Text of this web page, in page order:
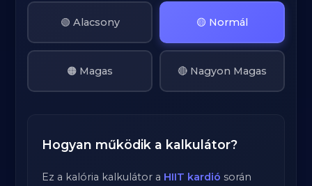
🟢 Alacsony 🟡 Normál
🟠 Magas 🔴 Nagyon Magas
Hogyan működik a kalkulátor?
Ez a kalória kalkulátor a HIIT kardió során